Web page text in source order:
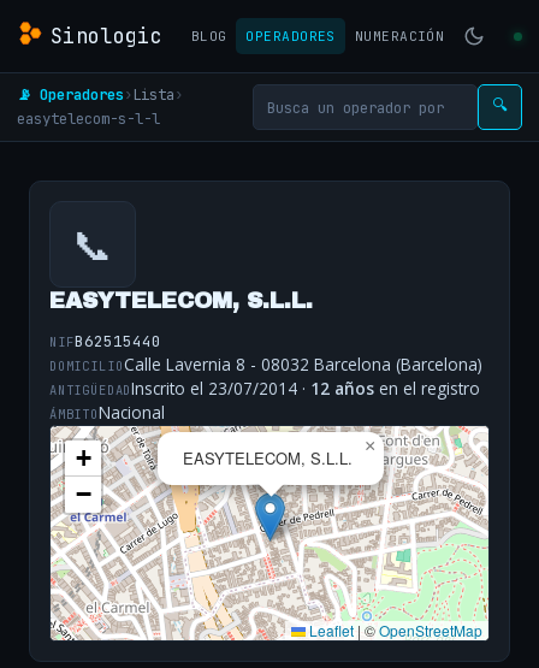
Sinologic BLOG OPERADORES NUMERACIÓN
📡 Operadores› Lista›
easytelecom-s-l-l
🔍
📞
EASYTELECOM, S.L.L.
NIFB62515440
DOMICILIOCalle Lavernia 8 - 08032 Barcelona (Barcelona)
ANTIGÜEDADInscrito el 23/07/2014 · 12 años en el registro
ÁMBITONacional
EASYTELECOM, S.L.L.
×
+
−
Leaflet | ©OpenStreetMap